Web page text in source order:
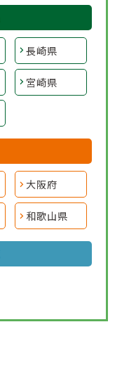
長崎県
宮崎県
大阪府
和歌山県